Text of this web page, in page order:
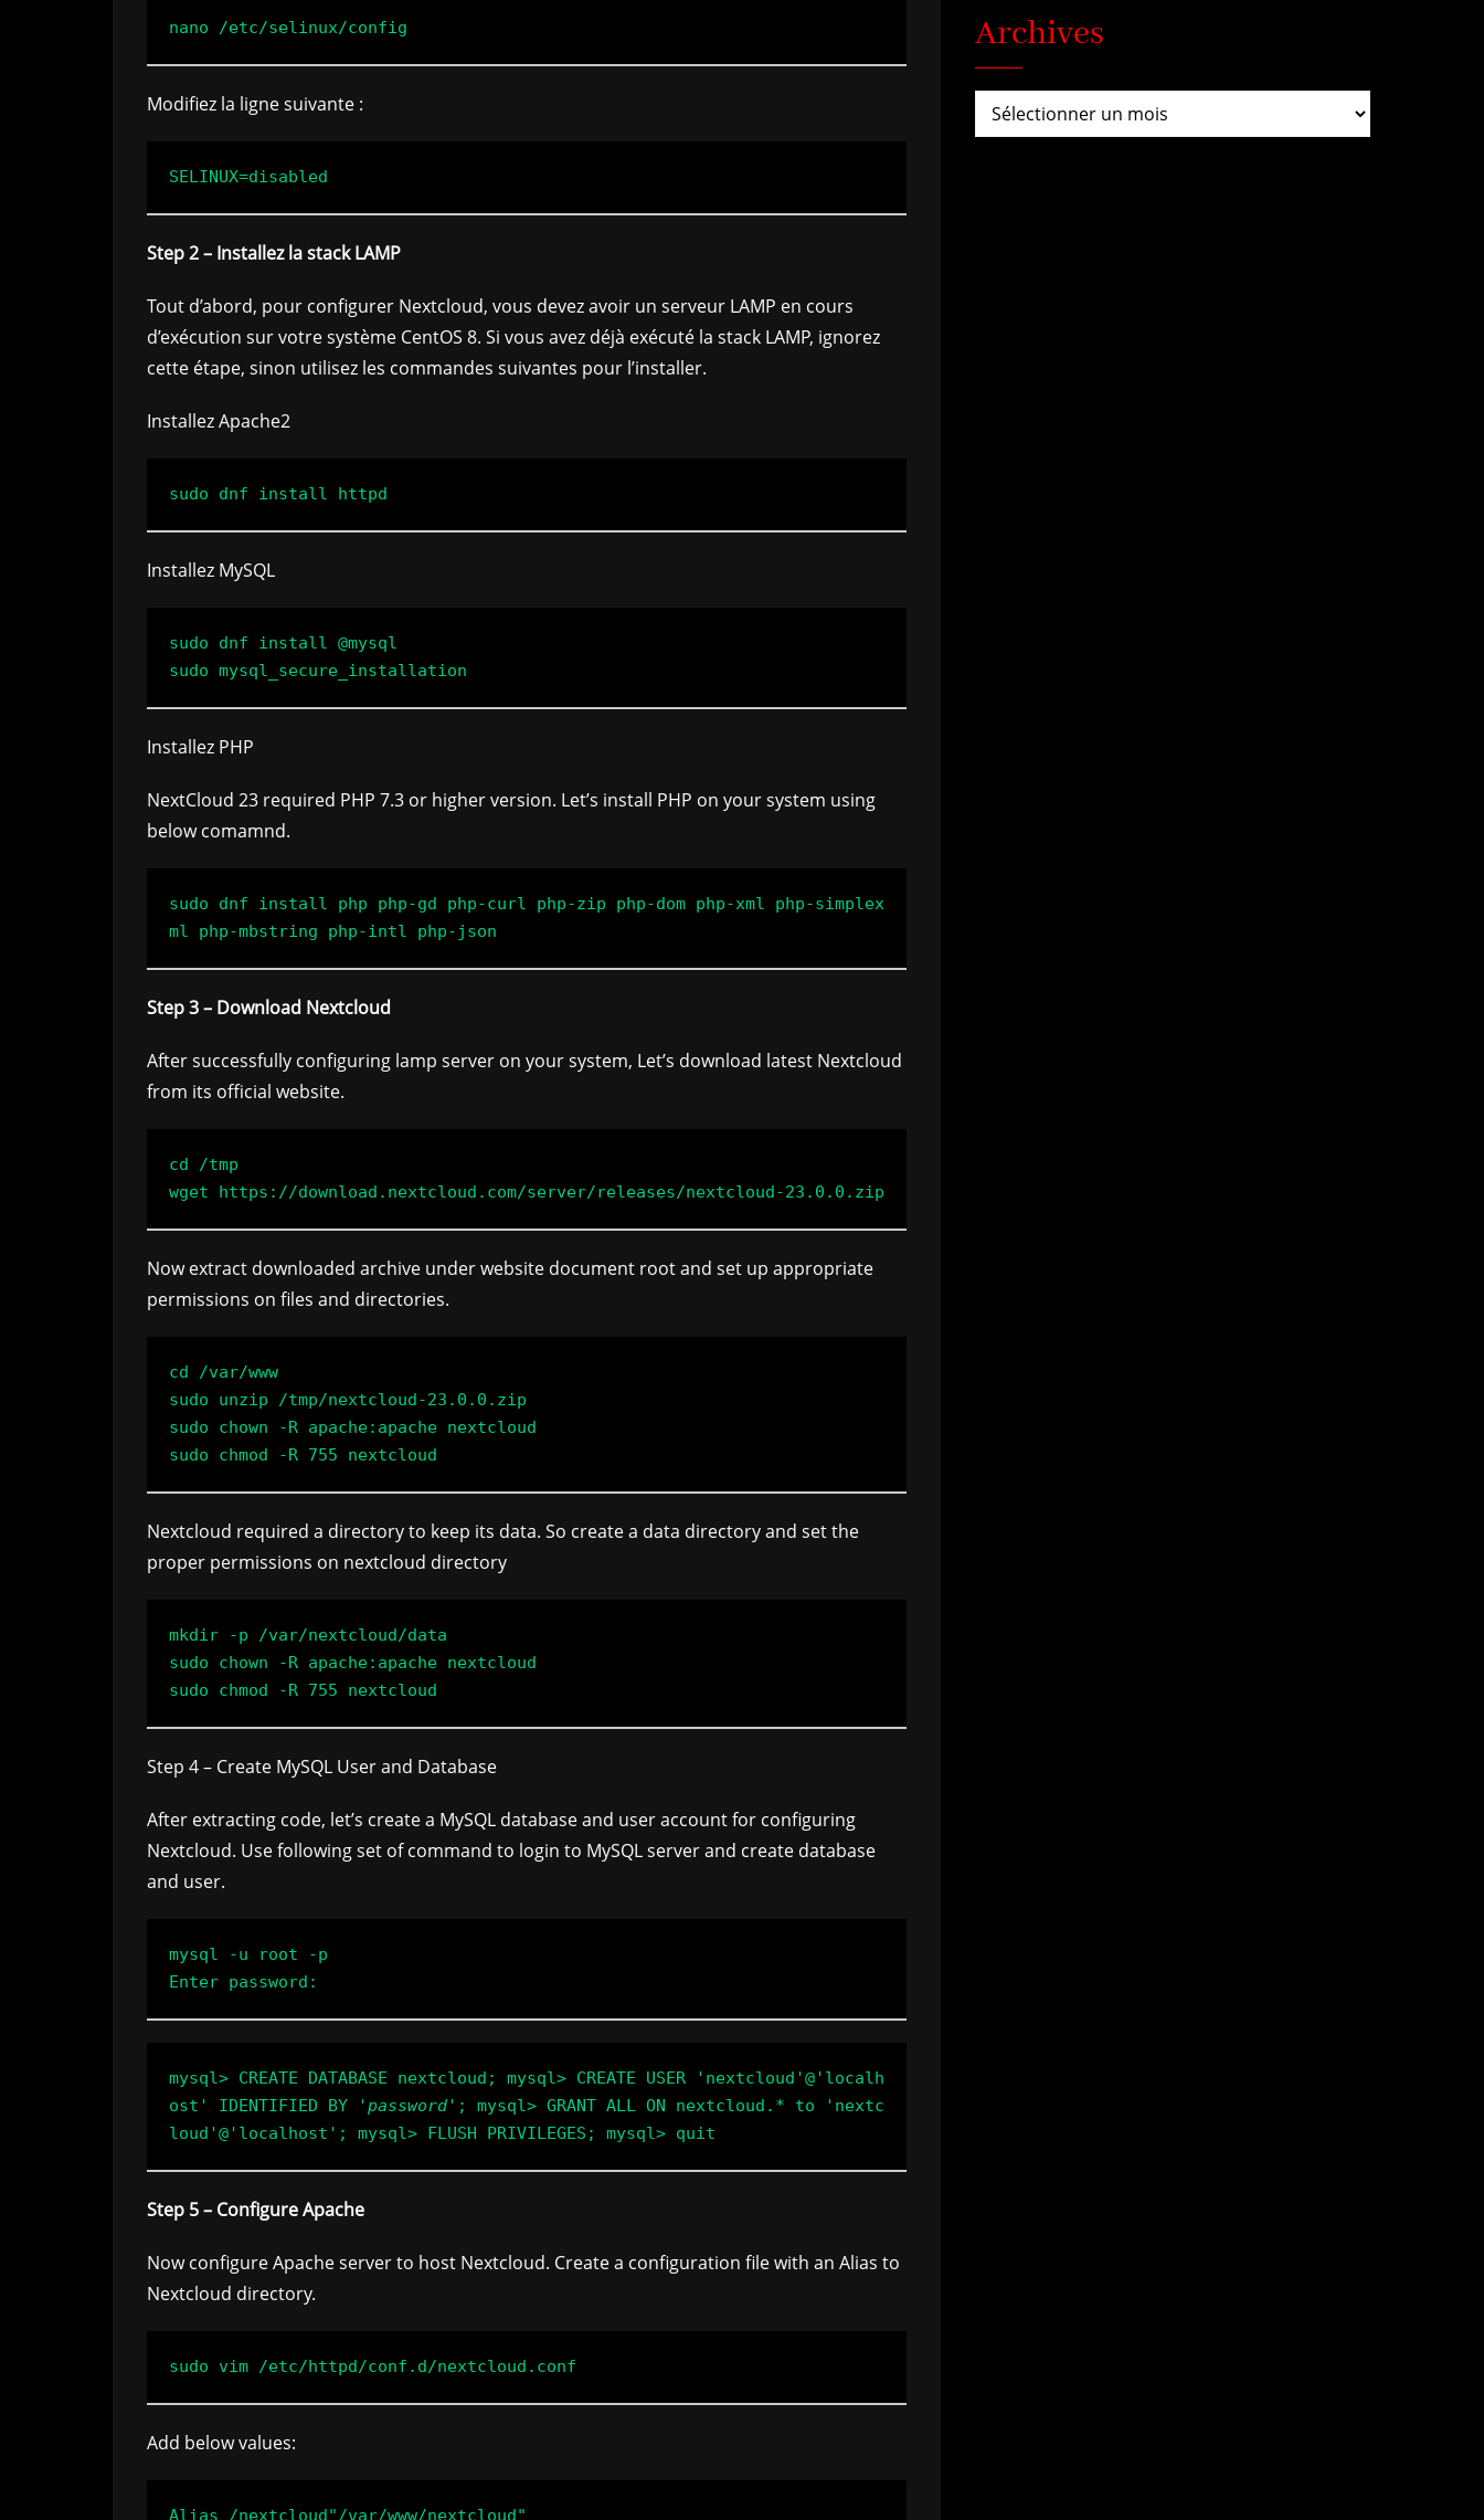
Modifiez la ligne suivante :
Step 2 – Installez la stack LAMP
Tout d’abord, pour configurer Nextcloud, vous devez avoir un serveur LAMP en cours
d’exécution sur votre système CentOS 8. Si vous avez déjà exécuté la stack LAMP, ignorez
cette étape, sinon utilisez les commandes suivantes pour l’installer.
Installez Apache2
Installez MySQL
sudo dnf install @mysql
Installez PHP
NextCloud 23 required PHP 7.3 or higher version. Let’s install PHP on your system using
below comamnd.
sudo dnf install php php-gd php-curl php-zip php-dom php-xml php-simplex
Step 3 – Download Nextcloud
After successfully configuring lamp server on your system, Let’s download latest Nextcloud
from its official website.
cd /tmp
Now extract downloaded archive under website document root and set up appropriate
permissions on files and directories.
cd /var/www
sudo unzip /tmp/nextcloud-23.0.0.zip
sudo chown -R apache:apache nextcloud
Nextcloud required a directory to keep its data. So create a data directory and set the
proper permissions on nextcloud directory
mkdir -p /var/nextcloud/data
sudo chown -R apache:apache nextcloud
Step 4 – Create MySQL User and Database
After extracting code, let’s create a MySQL database and user account for configuring
Nextcloud. Use following set of command to login to MySQL server and create database
and user.
mysql -u root -p
mysql> CREATE DATABASE nextcloud; mysql> CREATE USER 'nextcloud'@'localh
ost' IDENTIFIED BY 'password'; mysql> GRANT ALL ON nextcloud.* to 'nextc
loud'@'localhost'; mysql> FLUSH PRIVILEGES; mysql> quit
Step 5 – Configure Apache
Now configure Apache server to host Nextcloud. Create a configuration file with an Alias to
Nextcloud directory.
Add below values:
Alias /nextcloud"/var/www/nextcloud"
Archives